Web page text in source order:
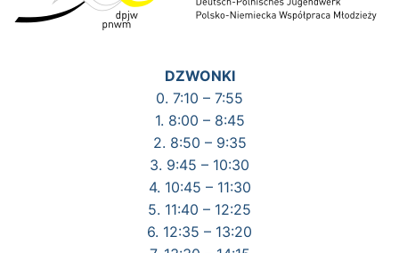
DZWONKI
0. 7:10 – 7:55
1. 8:00 – 8:45
2. 8:50 – 9:35
3. 9:45 – 10:30
4. 10:45 – 11:30
5. 11:40 – 12:25
6. 12:35 – 13:20